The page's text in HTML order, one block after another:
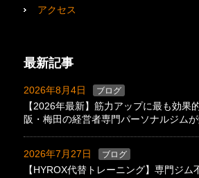
アクセス
最新記事
2026年8月4日 ブログ
【2026年最新】筋力アップに最も効果
阪・梅田の経営者専門パーソナルジム
2026年7月27日 ブログ
【HYROX代替トレーニング】専門ジ